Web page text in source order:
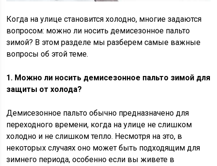
Когда на улице становится холодно, многие задаются
вопросом: можно ли носить демисезонное пальто
зимой? В этом разделе мы разберем самые важные
вопросы об этой теме.
1. Можно ли носить демисезонное пальто зимой для
защиты от холода?
Демисезонное пальто обычно предназначено для
переходного времени, когда на улице не слишком
холодно и не слишком тепло. Несмотря на это, в
некоторых случаях оно может быть подходящим для
зимнего периода, особенно если вы живете в